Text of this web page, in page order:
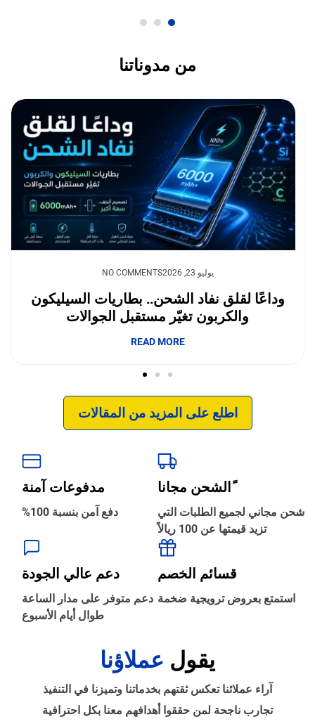
من مدوناتنا
يوليو 23, 2026 NO COMMENTS
وداعًا لقلق نفاد الشحن.. بطاريات السيليكون
والكربون تغيّر مستقبل الجوالات
READ MORE
اطلع على المزيد من المقالات
ًالشحن مجانا
شحن مجاني لجميع الطلبات التي
تزيد قيمتها عن 100 ريالاً
مدفوعات آمنة
دفع آمن بنسبة 100%
قسائم الخصم
استمتع بعروض ترويجية ضخمة
دعم عالي الجودة
دعم متوفر على مدار الساعة
طوال أيام الأسبوع
يقول عملاؤنا
آراء عملائنا تعكس ثقتهم بخدماتنا وتميزنا في التنفيذ
تجارب ناجحة لمن حققوا أهدافهم معنا بكل احترافية
إبداع فور يو
الترجمة والبحوث ‹
الطباعة والأدوات المكتبية
حجز طيران ‹
الوظائف ‹